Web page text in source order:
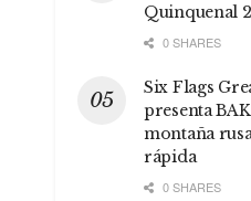
Quinquenal
0 SHARES
Six Flags
presenta
montaña
rápida
0 SHARES